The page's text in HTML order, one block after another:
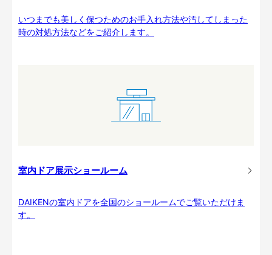
いつまでも美しく保つためのお手入れ方法や汚してしまった
時の対処方法などをご紹介します。
室内ドア展示ショールーム
DAIKENの室内ドアを全国のショールームでご覧いただけま
す。